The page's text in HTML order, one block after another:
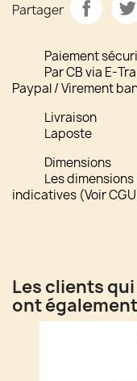
Partager
Paiement
Par CB via E-
Paypal / Virement
Livraison
Laposte
Dimensions
Les
indicatives (Voir
Les clients
ont